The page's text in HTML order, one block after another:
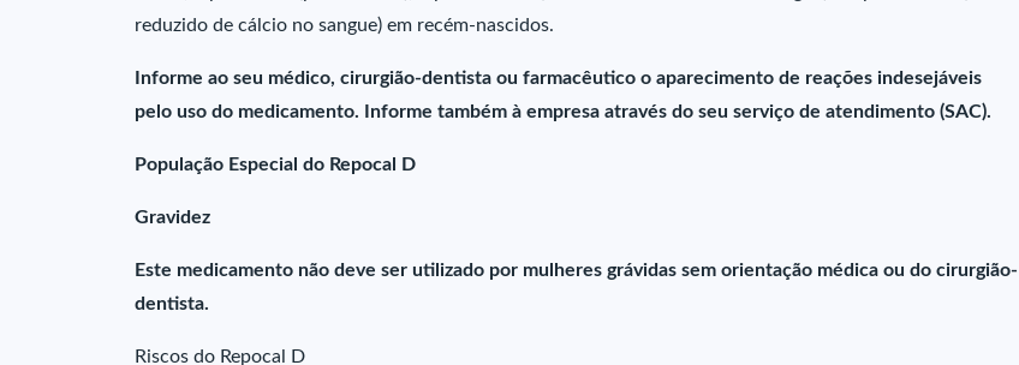
reduzido de cálcio no sangue) em recém-nascidos.
Informe ao seu médico, cirurgião-dentista ou farmacêutico o aparecimento de reações indesejáveis
pelo uso do medicamento. Informe também à empresa através do seu serviço de atendimento (SAC).
População Especial do Repocal D
Gravidez
Este medicamento não deve ser utilizado por mulheres grávidas sem orientação médica ou do cirurgião-
dentista.
Riscos do Repocal D